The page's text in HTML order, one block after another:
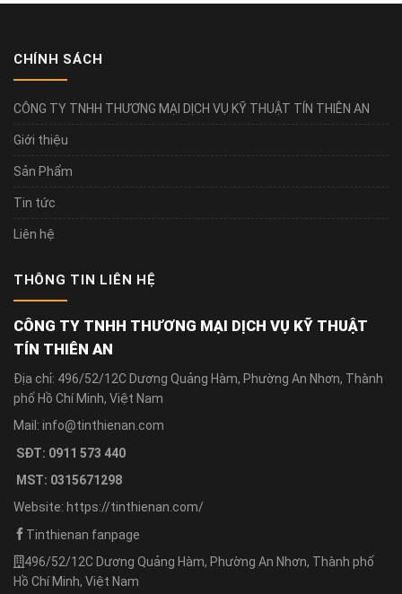
CHÍNH SÁCH
CÔNG TY TNHH THƯƠNG MẠI DỊCH VỤ KỸ THUẬT TÍN THIÊN AN
Giới thiệu
Sản Phẩm
Tin tức
Liên hệ
THÔNG TIN LIÊN HỆ
CÔNG TY TNHH THƯƠNG MẠI DỊCH VỤ KỸ THUẬT
TÍN THIÊN AN
Địa chỉ: 496/52/12C Dương Quảng Hàm, Phường An Nhơn, Thành
phố Hồ Chí Minh, Việt Nam
Mail: info@tinthienan.com
SĐT: 0911 573 440
MST: 0315671298
Website: https://tinthienan.com/
Tinthienan fanpage
496/52/12C Dương Quảng Hàm, Phường An Nhơn, Thành phố
Hồ Chí Minh, Việt Nam